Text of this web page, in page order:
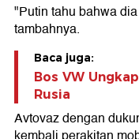
"Putin tahu bahwa
tambahnya.
Baca juga:
Bos VW
Rusia
Avtovaz dengan